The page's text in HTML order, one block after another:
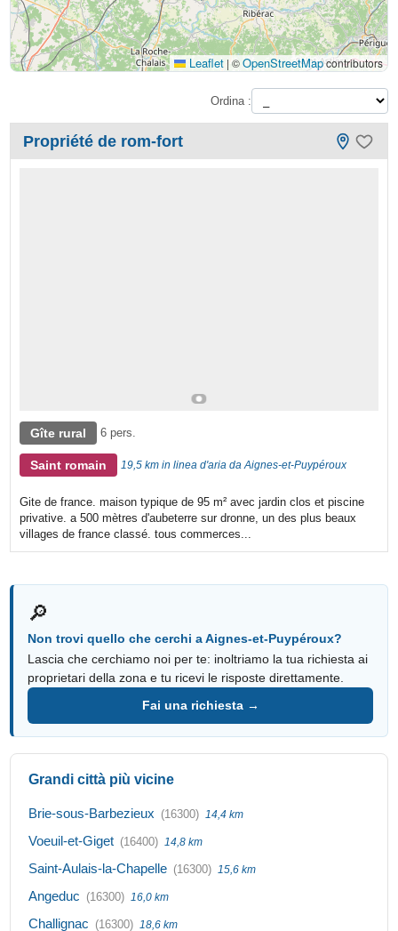
Leaflet | ©OpenStreetMapcontributors
Ordina :
Propriété de rom-fort
Gîte rural 6 pers.
Saint romain 19,5 km in linea d'aria da Aignes-et-Puypéroux
Gite de france. maison typique de 95 m² avec jardin clos et piscine
privative. a 500 mètres d'aubeterre sur dronne, un des plus beaux
villages de france classé. tous commerces...
🔎
Non trovi quello che cerchi a Aignes-et-Puypéroux?
Lascia che cerchiamo noi per te: inoltriamo la tua richiesta ai
proprietari della zona e tu ricevi le risposte direttamente.
Fai una richiesta →
Grandi città più vicine
Brie-sous-Barbezieux (16300) 14,4 km
Voeuil-et-Giget (16400) 14,8 km
Saint-Aulais-la-Chapelle (16300) 15,6 km
Angeduc (16300) 16,0 km
Challignac (16300) 18,6 km